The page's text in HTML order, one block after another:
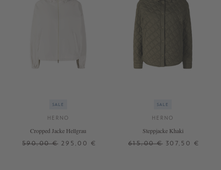
SALE
HERNO
Cropped Jacke Hellgrau
590,00 € 295,00 €
SALE
HERNO
Steppjacke Khaki
615,00 € 307,50 €